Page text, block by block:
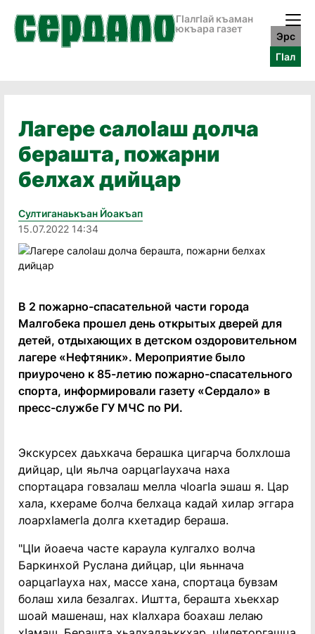
ГӀалгӀай къаман
юкъара газет
Эрс
ГӀал
Лагере салоIаш долча
берашта, пожарни
белхах дийцар
Султиганаькъан Йоакъап
15.07.2022 14:34
В 2 пожарно-спасательной части города
Малгобека прошел день открытых дверей для
детей, отдыхающих в детском оздоровительном
лагере «Нефтяник». Мероприятие было
приурочено к 85-летию пожарно-спасательного
спорта, информировали газету «Сердало» в
пресс-службе ГУ МЧС по РИ.
Экскурсех даьхкача берашка цигарча болхлоша
дийцар, цIи яьлча оарцагIаухача наха
спортацара говзалаш мелла чIоагIа эшаш я. Цар
хала, кхераме болча белхаца кадай хилар эггара
лоархIамегIа долга кхетадир бераша.
"ЦIи йоаеча часте караула кулгалхо волча
Баркинхой Руслана дийцар, цIи яьннача
оарцагIауха нах, массе хана, спортаца бувзам
болаш хила безалгах. Иштта, берашта хьекхар
шоай машенаш, нах кIалхара боахаш лелаю